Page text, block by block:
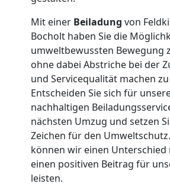
Mit einer Beiladung von
Bocholt haben Sie die
umweltbewussten Bewegung
ohne dabei Abstriche bei der
und Servicequalität machen
Entscheiden Sie sich für
nachhaltigen
nächsten Umzug und setzen
Zeichen für den
können wir einen Unterschied
einen positiven Beitrag für
leisten.
Feldkirch
Fernumzug
Feldkirch
Firmenumzug